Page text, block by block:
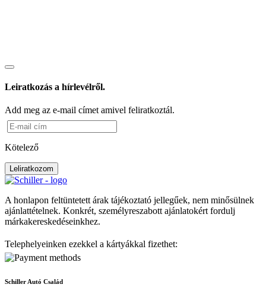
Leiratkozás a hírlevélről.
Add meg az e-mail címet amivel feliratkoztál.
Kötelező
Leliratkozom
A honlapon feltüntetett árak tájékoztató jellegűek, nem minősülnek
ajánlattételnek. Konkrét, személyreszabott ajánlatokért fordulj
márkakereskedéseinkhez.
Telephelyeinken ezekkel a kártyákkal fizethet:
Schiller Autó Család